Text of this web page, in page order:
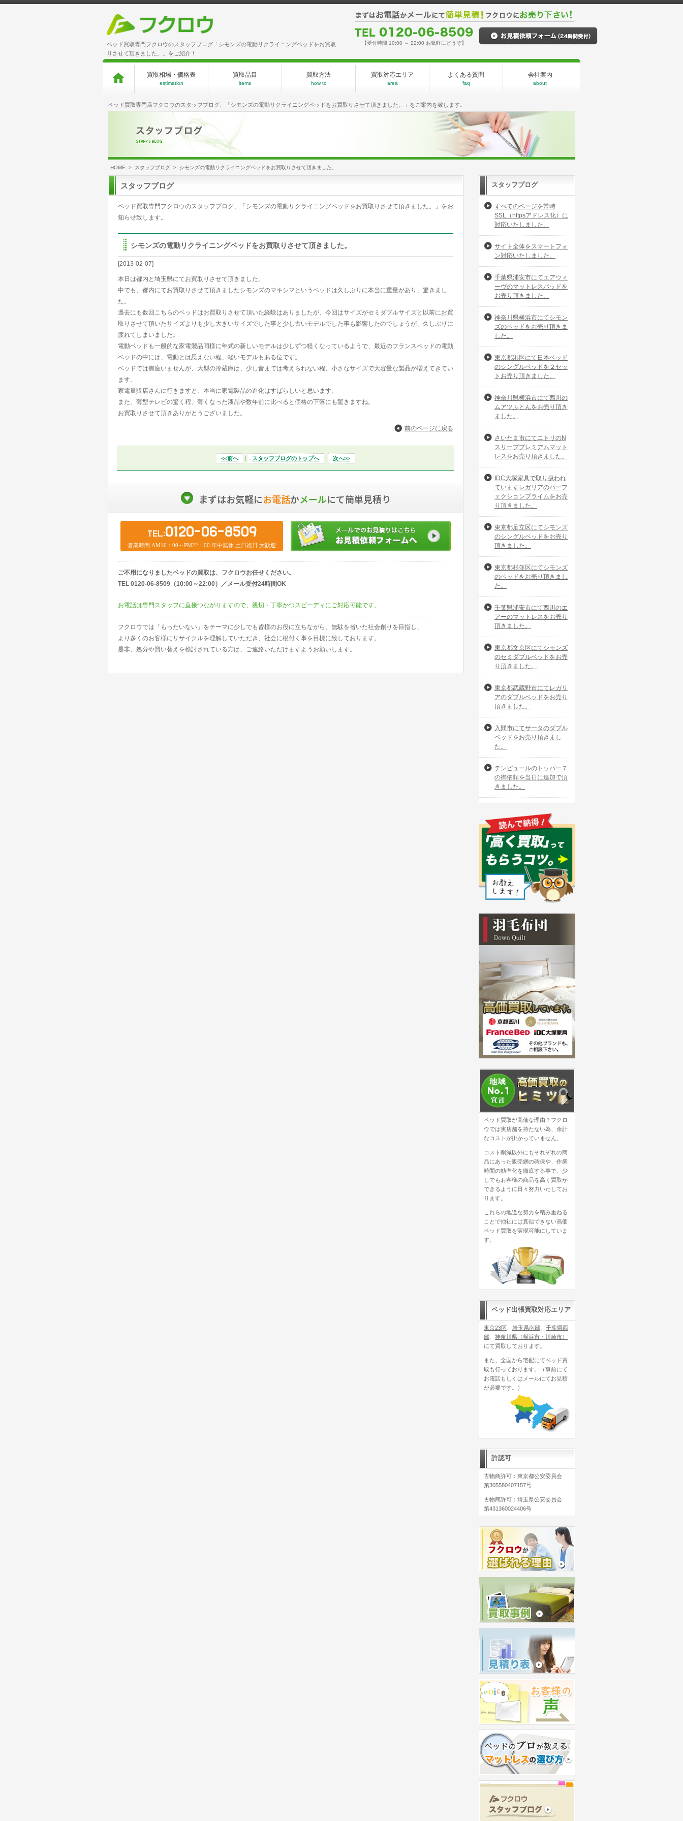
ベッド買取専門フクロウのスタッフブログ「シモンズの電動リクライニングベッドをお買取
りさせて頂きました。」をご紹介！
【受付時間 10:00 ～ 22:00 お気軽にどうぞ】
買取相場・価格表
estimation
買取品目
items
買取方法
how to
買取対応エリア
area
よくある質問
faq
会社案内
about
ベッド買取専門店フクロウのスタッフブログ、「シモンズの電動リクライニングベッドをお買取りさせて頂きました。」をご案内を致します。
HOME > スタッフブログ > シモンズの電動リクライニングベッドをお買取りさせて頂きました。
スタッフブログ
ベッド買取専門フクロウのスタッフブログ、「シモンズの電動リクライニングベッドをお買取りさせて頂きました。」をお
知らせ致します。
シモンズの電動リクライニングベッドをお買取りさせて頂きました。
[2013-02-07]
本日は都内と埼玉県にてお買取りさせて頂きました。
中でも、都内にてお買取りさせて頂きましたシモンズのマキシマというベッドは久しぶりに本当に重量があり、驚きまし
た。
過去にも数回こちらのベッドはお買取りさせて頂いた経験はありましたが、今回はサイズがセミダブルサイズと以前にお買
取りさせて頂いたサイズよりも少し大きいサイズでした事と少し古いモデルでした事も影響したのでしょうが、久しぶりに
疲れてしまいました。
電動ベッドも一般的な家電製品同様に年式の新しいモデルは少しずつ軽くなっているようで、最近のフランスベッドの電動
ベッドの中には、電動とは思えない程、軽いモデルもある位です。
ベッドでは御座いませんが、大型の冷蔵庫は、少し昔までは考えられない程、小さなサイズで大容量な製品が増えてきてい
ます。
家電量販店さんに行きますと、本当に家電製品の進化はすばらしいと思います。
また、薄型テレビの驚く程、薄くなった液晶や数年前に比べると価格の下落にも驚きますね。
お買取りさせて頂きありがとうございました。
前のページに戻る
<<前へ | スタッフブログのトップへ | 次へ>>
まずはお気軽にお電話かメールにて簡単見積り
TEL:0120-06-8509
営業時間 AM10：00～PM22：00 年中無休 土日祝日 大歓迎
ご不用になりましたベッドの買取は、フクロウお任せください。
TEL 0120-06-8509（10:00～22:00）／メール受付24時間OK
お電話は専門スタッフに直接つながりますので、親切・丁寧かつスピーディにご対応可能です。
フクロウでは「もったいない」をテーマに少しでも皆様のお役に立ちながら、無駄を省いた社会創りを目指し、
より多くのお客様にリサイクルを理解していただき、社会に根付く事を目標に致しております。
是非、処分や買い替えを検討されている方は、ご連絡いただけますようお願いします。
スタッフブログ
すべてのページを常時
SSL（httpsアドレス化）に
対応いたしました。
サイト全体をスマートフォ
ン対応いたしました。
千葉県浦安市にてエアウィ
ーヴのマットレスパッドを
お売り頂きました。
神奈川県横浜市にてシモン
ズのベッドをお売り頂きま
した。
東京都港区にて日本ベッド
のシングルベッドを２セッ
トお売り頂きました。
神奈川県横浜市にて西川の
ムアツふとんをお売り頂き
ました。
さいたま市にてニトリのN
スリーププレミアムマット
レスをお売り頂きました。
IDC大塚家具で取り扱われ
ていますレガリアのパーフ
ェクションプライムをお売
り頂きました。
東京都足立区にてシモンズ
のシングルベッドをお売り
頂きました。
東京都杉並区にてシモンズ
のベッドをお売り頂きまし
た。
千葉県浦安市にて西川のエ
アーのマットレスをお売り
頂きました。
東京都文京区にてシモンズ
のセミダブルベッドをお売
り頂きました。
東京都武蔵野市にてレガリ
アのダブルベッドをお売り
頂きました。
入間市にてサータのダブル
ベッドをお売り頂きまし
た。
テンピュールのトッパー７
の御依頼を当日に追加で頂
きました。
ベッド買取が高価な理由？フクロ
ウでは実店舗を持たない為、余計
なコストが掛かっていません。
コスト削減以外にもそれぞれの商
品にあった販売網の確保や、作業
時間の効率化を徹底する事で、少
しでもお客様の商品を高く買取が
できるように日々努力いたしてお
ります。
これらの地道な努力を積み重ねる
ことで他社には真似できない高価
ベッド買取を実現可能にしていま
す。
ベッド出張買取対応エリア
東京23区 埼玉県南部
千葉県西
部
神奈川県（横浜市・川崎市）
にて買取しております。
また、全国から宅配にてベッド買
取も行っております。（事前にて
お電話もしくはメールにてお見積
が必要です。）
許認可
古物商許可：東京都公安委員会
第305580407157号
古物商許可：埼玉県公安委員会
第431360024406号